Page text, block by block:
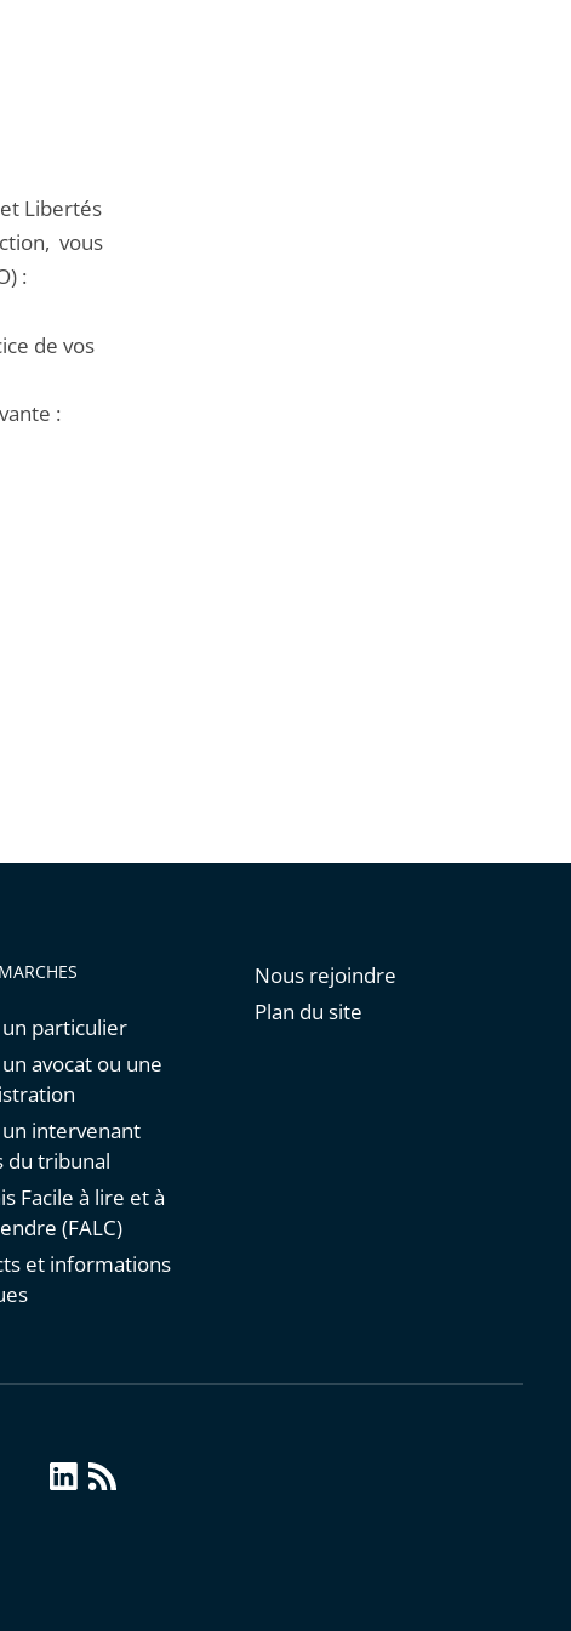
Libertés
vous
:
de vos
:
un particulier
un avocat ou une
un intervenant
du tribunal
Facile à lire et à
(FALC)
et informations
Nous rejoindre
Plan du site
linkedin
Flux
RSS